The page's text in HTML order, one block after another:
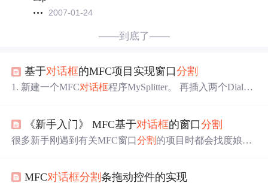
2007-01-24
——到底了——
基于对话框的MFC项目实现窗口分割
1. 新建一个MFC对话框程序MySplitter。 再插入两个Dialog
ew1，基类别选CDialog，一定要选择CFormView。 2.主
话框 类MySplitterDlg.h中新增两个成员变量 CFrameWnd* m
《新手入门》 MFC基于对话框的窗口分割
很多新手刚遇到有关MFC窗口分割 的项目时都会找度娘询
方法.从大的方面来说主要分为:基于文档的和基于
MFC对话框分割条拖动控件的实现